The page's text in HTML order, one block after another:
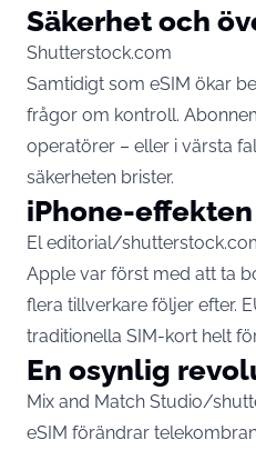
Säkerhet och
Shutterstock.com
Samtidigt som eSIM ökar
frågor om kontroll.
operatörer – eller i värsta
säkerheten brister.
iPhone-effekten
El editorial/
Apple var först med att ta
flera tillverkare följer efter.
traditionella SIM-kort helt
En osynlig
Mix and Match Studio/
eSIM förändrar